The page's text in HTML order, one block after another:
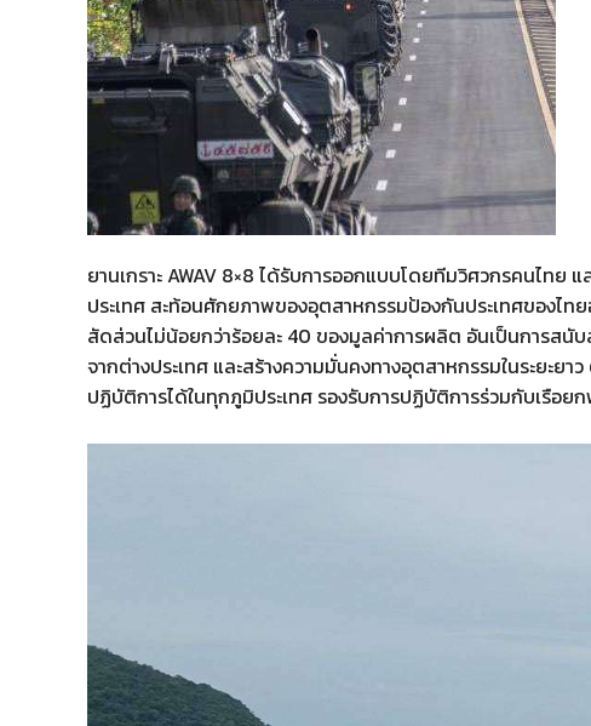
ยานเกราะ AWAV 8×8 ได้รับการออกแบบโดยทีมวิศวกรคนไทย
ประเทศ สะท้อนศักยภาพของอุตสาหกรรมป้องกันประเทศของไท
สัดส่วนไม่น้อยกว่าร้อยละ 40 ของมูลค่าการผลิต อันเป็นการสนั
จากต่างประเทศ และสร้างความมั่นคงทางอุตสาหกรรมในระยะย
ปฏิบัติการได้ในทุกภูมิประเทศ รองรับการปฏิบัติการร่วมกับเรือ